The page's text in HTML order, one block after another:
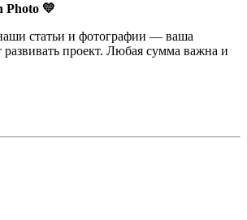
Photo 💛
статьи и фотографии — ваша
проект. Любая сумма важна и